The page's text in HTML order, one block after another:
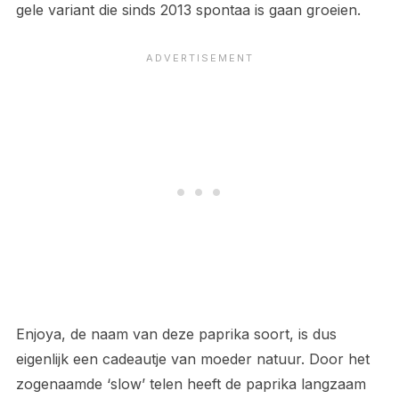
gele variant die sinds 2013 spontaa is gaan groeien.
Enjoya, de naam van deze paprika soort, is dus
eigenlijk een cadeautje van moeder natuur. Door het
zogenaamde ‘slow’ telen heeft de paprika langzaam